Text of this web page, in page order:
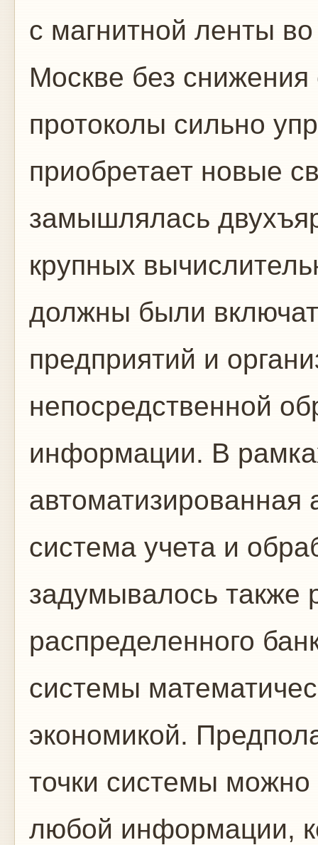
с магнитной ленты
Москве без снижения
протоколы сильно
приобретает новые
замышлялась
крупных
должны были
предприятий и
непосредственной
информации. В
автоматизированная
система учета и
задумывалось также
распределенного
системы
экономикой.
точки системы можно
любой информации,